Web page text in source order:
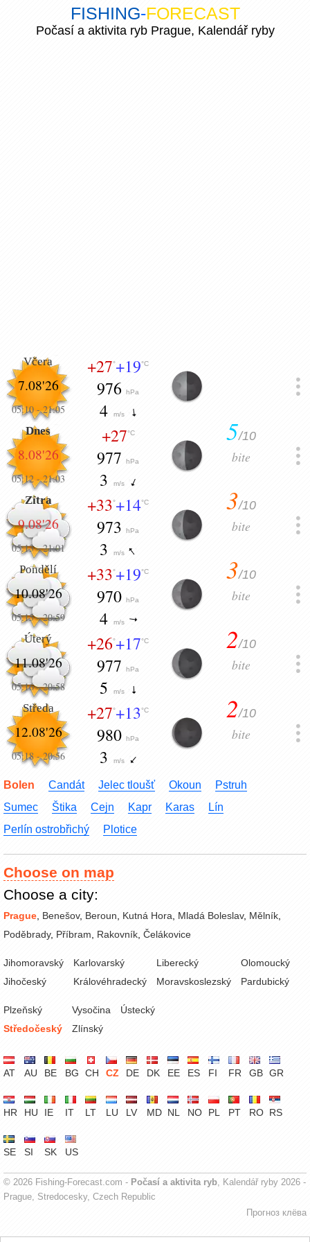
FISHING-FORECAST
Počasí a aktivita ryb Prague, Kalendář ryby
Včera
7.08'26
05:10-21:05
+27°+19°C
976hPa
4 m/s
Dnes
8.08'26
05:12-21:03
+27°C
977hPa
3 m/s
5/10
bite
Zítra
9.08'26
05:13-21:01
+33°+14°C
973hPa
3 m/s
3/10
bite
Pondělí
10.08'26
05:15-20:59
+33°+19°C
970hPa
4 m/s
3/10
bite
Úterý
11.08'26
05:16-20:58
+26°+17°C
977hPa
5 m/s
2/10
bite
Středa
12.08'26
05:18-20:56
+27°+13°C
980hPa
3 m/s
2/10
bite
Bolen Candát Jelec tloušť Okoun
Pstruh
Sumec
Štika Cejn Kapr Karas
Lín
Perlín ostrobřichý
Plotice
Choose on map
Choose a city:
Prague Benešov, Beroun Kutná Hora Mladá Boleslav, Mělník
Poděbrady, Příbram Rakovník Čelákovice
Jihomoravský
Jihočeský
Karlovarský
Královéhradecký
Liberecký
Moravskoslezský
Olomoucký
Pardubický
Plzeňský
Středočeský
Vysočina
Zlínský
Ústecký
AT AU BE BG CH CZ DE DK EE ES FI FR GB GR
HR HU IE IT LT LU LV MD NL NO PL PT RO RS
SE SI SK US
© 2026 Fishing-Forecast.com - Počasí a aktivita ryb , Kalendář ryby 2026 -
Prague, Stredocesky, Czech Republic
Прогноз клёва